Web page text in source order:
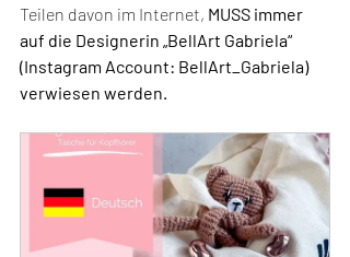
Teilen davon im Internet, MUSS immer
auf die Designerin „BellArt Gabriela“
(Instagram Account: BellArt_Gabriela)
verwiesen werden.